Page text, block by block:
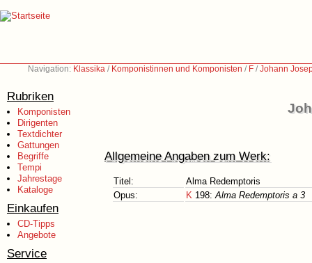
Navigation: Klassika / Komponistinnen und Komponisten / F /Johann
Rubriken
Komponisten
Dirigenten
Textdichter
Gattungen
Begriffe
Tempi
Jahrestage
Kataloge
Einkaufen
CD-Tipps
Angebote
Service
Allgemeine Angaben zum Werk:
Titel:
Alma Redemptoris
Opus:
K 198:Alma Redemptoris a 3